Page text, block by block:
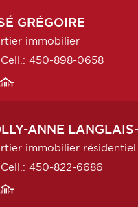
GRÉGOIRE
immobilier
Cell.: 450-898-0658
ANNE
immobilier résidentiel
Cell.: 450-822-6686